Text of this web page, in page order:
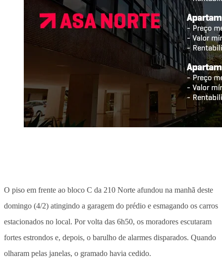
O piso em frente ao bloco C da 210 Norte afundou na manhã deste
domingo (4/2) atingindo a garagem do prédio e esmagando os carros
estacionados no local. Por volta das 6h50, os moradores escutaram
fortes estrondos e, depois, o barulho de alarmes disparados. Quando
olharam pelas janelas, o gramado havia cedido.